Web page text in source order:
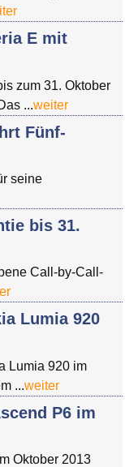
E mit
zum 31. Oktober
...weiter
Fünf-
seine
bis 31.
Call-by-Call-
Lumia 920
Lumia 920 im
...weiter
P6 im
Oktober 2013